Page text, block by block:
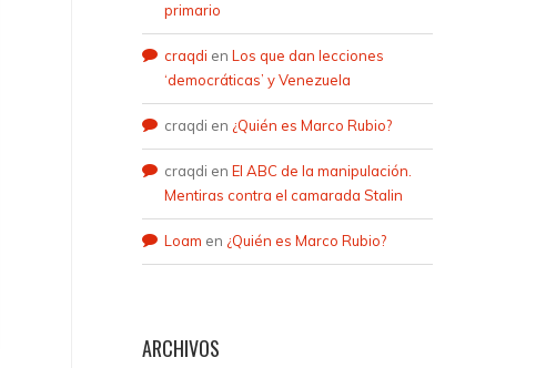
primario
craqdi en Los que dan lecciones
‘democráticas’ y Venezuela
craqdi en ¿Quién es Marco Rubio?
craqdi en El ABC de la manipulación.
Mentiras contra el camarada Stalin
Loam en ¿Quién es Marco Rubio?
ARCHIVOS